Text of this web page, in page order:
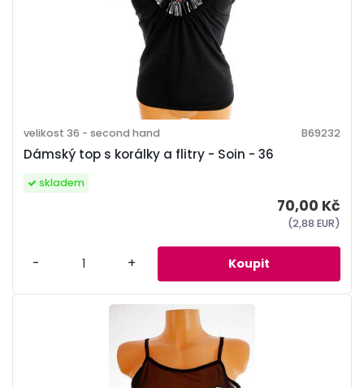
Dámský top s korálky a flitry - Soin - 36
velikost 36 - second hand B69232
70,00 Kč
(2,88 EUR)
skladem
- +